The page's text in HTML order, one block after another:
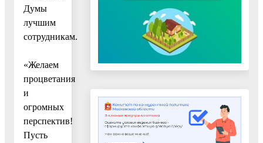
Думы
лучшим
сотрудникам.
«Желаем
процветания
и
огромных
перспектив!
Пусть